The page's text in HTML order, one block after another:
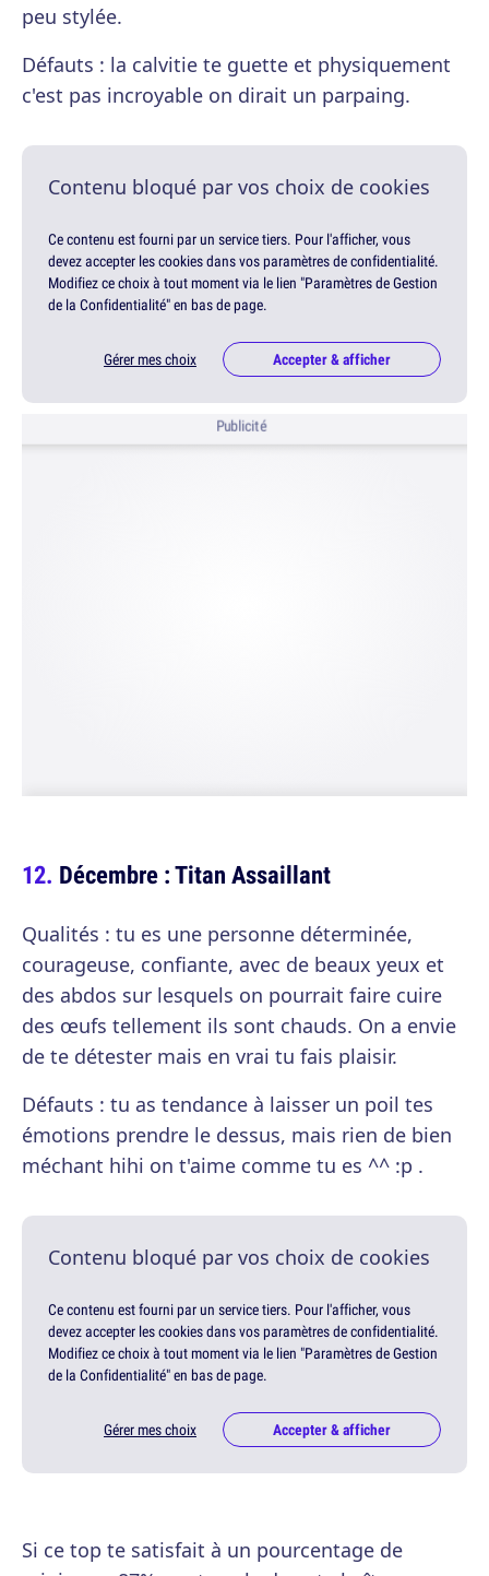
peu stylée.
Défauts : la calvitie te guette et physiquement
c'est pas incroyable on dirait un parpaing.
Contenu bloqué par vos choix de cookies
Ce contenu est fourni par un service tiers. Pour l'afficher, vous
devez accepter les cookies dans vos paramètres de confidentialité.
Modifiez ce choix à tout moment via le lien "Paramètres de Gestion
de la Confidentialité" en bas de page.
Gérer mes choix Accepter & afficher
Publicité
Décembre : Titan Assaillant
Qualités : tu es une personne déterminée,
courageuse, confiante, avec de beaux yeux et
des abdos sur lesquels on pourrait faire cuire
des œufs tellement ils sont chauds. On a envie
de te détester mais en vrai tu fais plaisir.
Défauts : tu as tendance à laisser un poil tes
émotions prendre le dessus, mais rien de bien
méchant hihi on t'aime comme tu es ^^ :p .
Contenu bloqué par vos choix de cookies
Ce contenu est fourni par un service tiers. Pour l'afficher, vous
devez accepter les cookies dans vos paramètres de confidentialité.
Modifiez ce choix à tout moment via le lien "Paramètres de Gestion
de la Confidentialité" en bas de page.
Gérer mes choix Accepter & afficher
Si ce top te satisfait à un pourcentage de